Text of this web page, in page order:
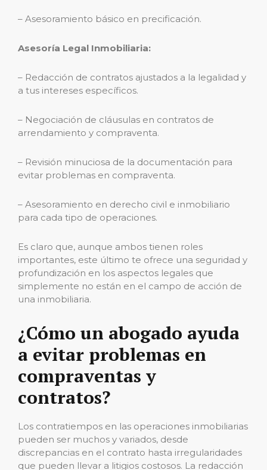
– Asesoramiento básico en precificación.
Asesoría Legal Inmobiliaria:
– Redacción de contratos ajustados a la legalidad y
a tus intereses específicos.
– Negociación de cláusulas en contratos de
arrendamiento y compraventa.
– Revisión minuciosa de la documentación para
evitar problemas en compraventa.
– Asesoramiento en derecho civil e inmobiliario
para cada tipo de operaciones.
Es claro que, aunque ambos tienen roles
importantes, este último te ofrece una seguridad y
profundización en los aspectos legales que
simplemente no están en el campo de acción de
una inmobiliaria.
¿Cómo un abogado ayuda
a evitar problemas en
compraventas y
contratos?
Los contratiempos en las operaciones inmobiliarias
pueden ser muchos y variados, desde
discrepancias en el contrato hasta irregularidades
que pueden llevar a litigios costosos. La redacción